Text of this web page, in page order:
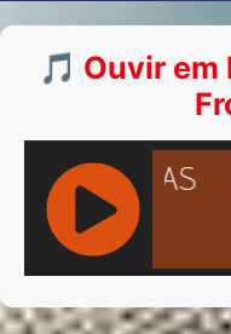
🎵 Ouvir em